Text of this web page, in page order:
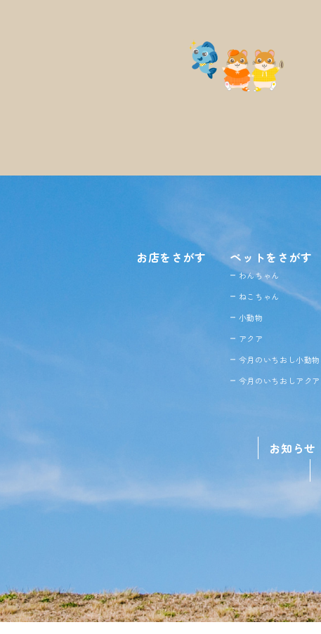
お店をさがす ペットをさがす
わんちゃん
ねこちゃん
小動物
アクア
今月のいちおし小動物
今月のいちおしアクア
お知らせ